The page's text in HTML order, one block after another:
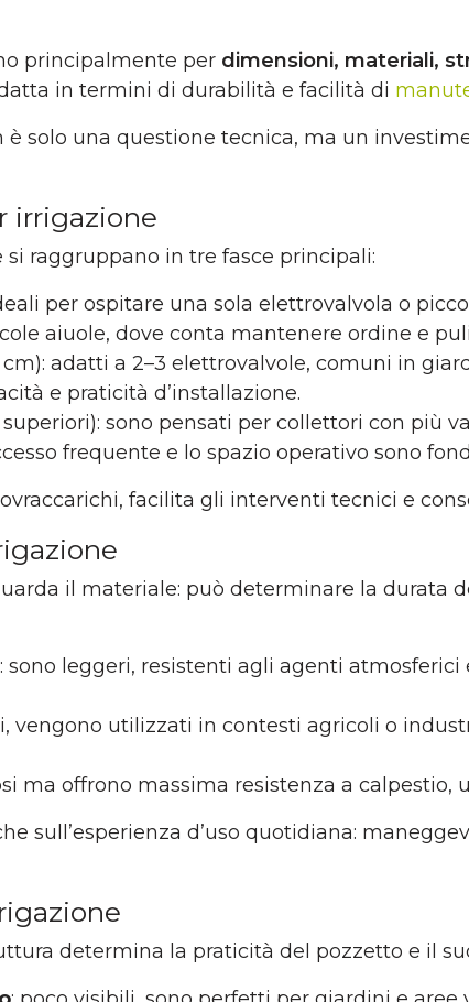
principalmente per dimensioni, materiali,
in termini di durabilità e facilità di
solo una questione tecnica, ma un
irrigazione
raggruppano in tre fasce principali:
per ospitare una sola elettrovalvola o
aiuole, dove conta mantenere ordine e
adatti a 2–3 elettrovalvole, comuni in
e praticità d’installazione.
sono pensati per collettori con più
frequente e lo spazio operativo sono
facilita gli interventi tecnici e
il materiale: può determinare la durata
: sono leggeri, resistenti agli agenti
vengono utilizzati in contesti agricoli o
ma offrono massima resistenza a
sull’esperienza d’uso quotidiana:
determina la praticità del pozzetto e il